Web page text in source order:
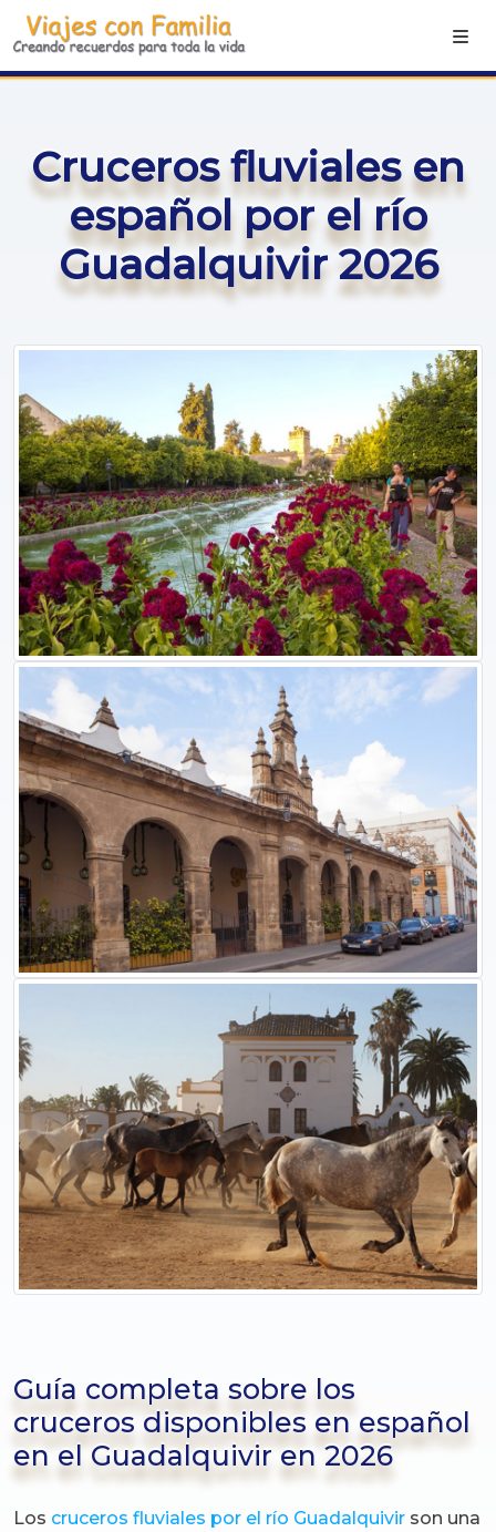
Cruceros fluviales en
español por el río
Guadalquivir 2026
Guía completa sobre los
cruceros disponibles en español
en el Guadalquivir en 2026
Los cruceros fluviales por el río Guadalquivir son una